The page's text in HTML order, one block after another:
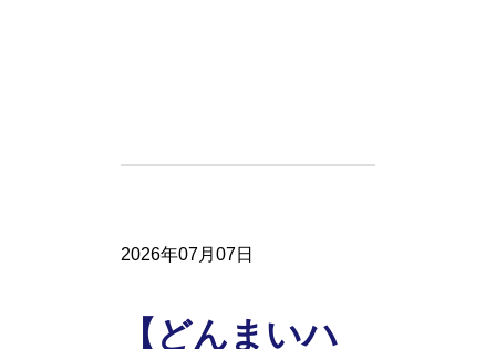
2026年07月07日
【どんまいハ